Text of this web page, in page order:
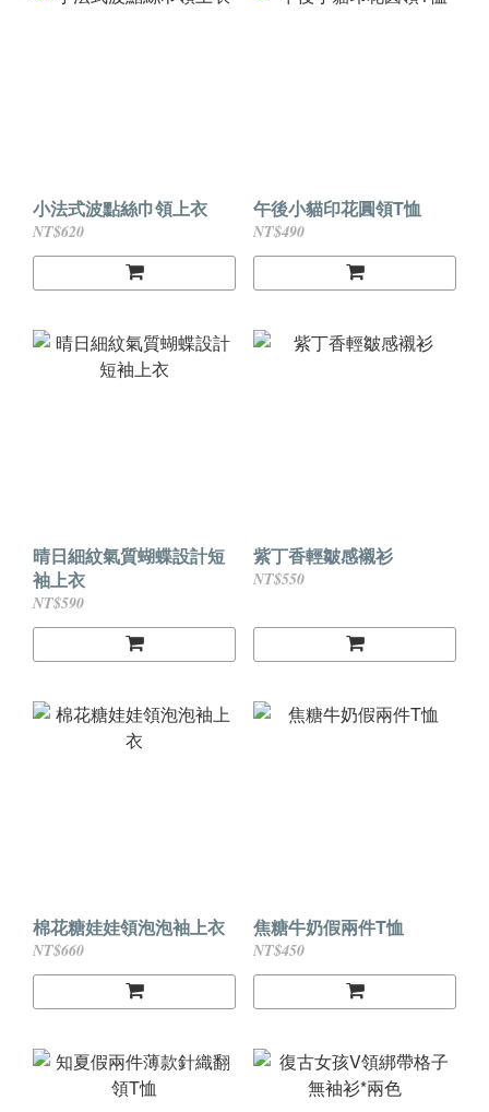
小法式波點絲巾領上衣
NT$620
午後小貓印花圓領T恤
NT$490
晴日細紋氣質蝴蝶設計短
袖上衣
NT$590
紫丁香輕皺感襯衫
NT$550
棉花糖娃娃領泡泡袖上衣
NT$660
焦糖牛奶假兩件T恤
NT$450